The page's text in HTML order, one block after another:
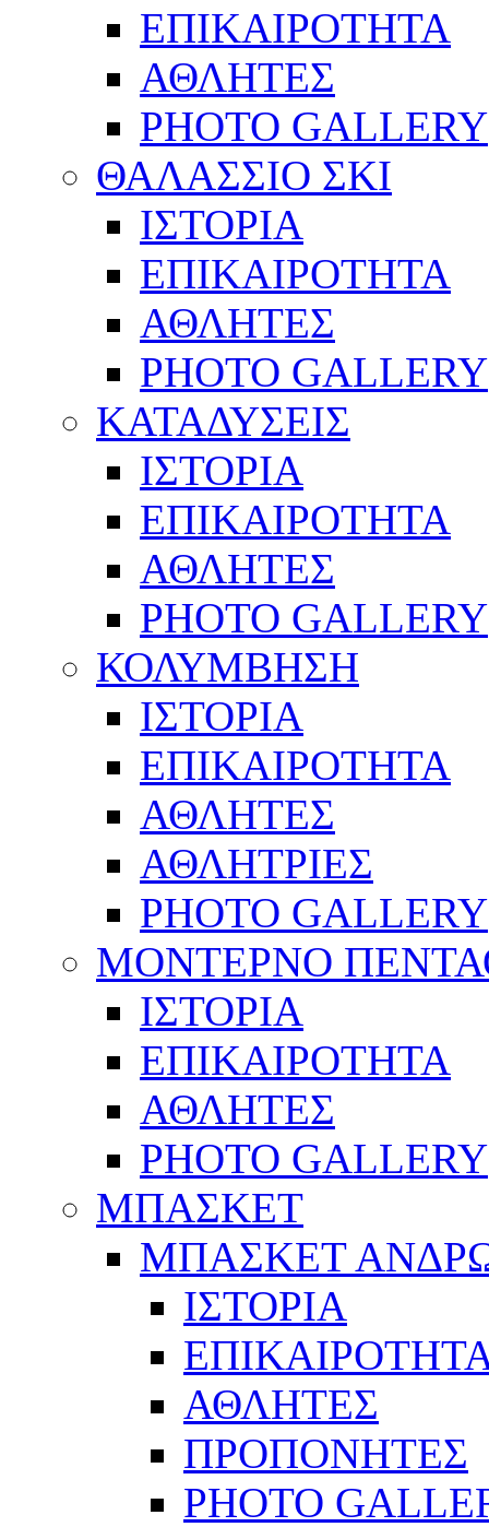
ΕΠΙΚΑΙΡΟΤΗΤΑ
ΑΘΛΗΤΕΣ
PHOTO GALLERY
ΘΑΛΑΣΣΙΟ ΣΚΙ
ΙΣΤΟΡΙΑ
ΕΠΙΚΑΙΡΟΤΗΤΑ
ΑΘΛΗΤΕΣ
PHOTO GALLERY
ΚΑΤΑΔΥΣΕΙΣ
ΙΣΤΟΡΙΑ
ΕΠΙΚΑΙΡΟΤΗΤΑ
ΑΘΛΗΤΕΣ
PHOTO GALLERY
ΚΟΛΥΜΒΗΣΗ
ΙΣΤΟΡΙΑ
ΕΠΙΚΑΙΡΟΤΗΤΑ
ΑΘΛΗΤΕΣ
ΑΘΛΗΤΡΙΕΣ
PHOTO GALLERY
ΜΟΝΤΕΡΝΟ
ΙΣΤΟΡΙΑ
ΕΠΙΚΑΙΡΟΤΗΤΑ
ΑΘΛΗΤΕΣ
PHOTO GALLERY
ΜΠΑΣΚΕΤ
ΜΠΑΣΚΕΤ
ΙΣΤΟΡΙΑ
ΑΘΛΗΤΕΣ
ΠΡΟΠΟΝΗΤΕΣ
PHOTO